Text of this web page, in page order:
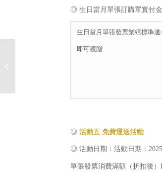
◎ 生日當月單張訂購單實付
生日當月單張發票業績標準達
即可獲贈
◎ 活動五 免費運送活動
◎ 活動日期：活動日期：2025
單張發票消費滿額（折扣後